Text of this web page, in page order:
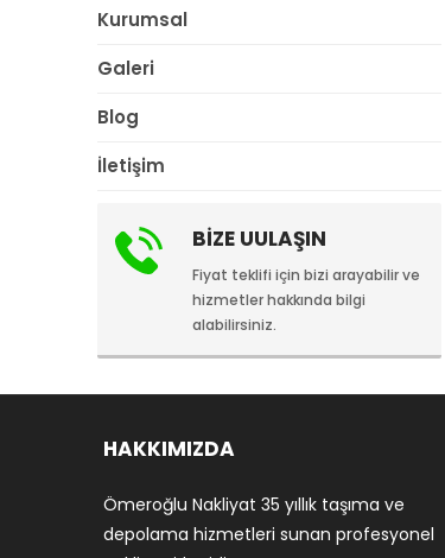
Kurumsal
Galeri
Blog
İletişim
BİZE UULAŞIN
Fiyat teklifi için bizi arayabilir ve
hizmetler hakkında bilgi
alabilirsiniz.
HAKKIMIZDA
Ömeroğlu Nakliyat 35 yıllık taşıma ve
depolama hizmetleri sunan profesyonel